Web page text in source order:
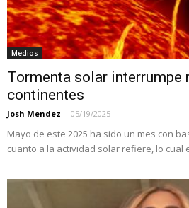
Medios
Tormenta solar interrumpe
continentes
Josh Mendez - 05/19/2025
Mayo de este 2025 ha sido un mes con
cuanto a la actividad solar refiere, lo cual